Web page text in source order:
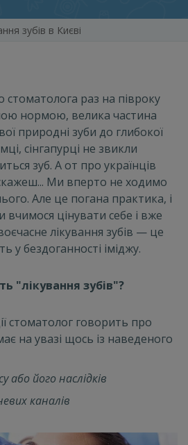
зубів в Києві
стоматолога раз на півроку
нормою, велика частина
природні зуби до глибокої
сінгапурці не звикли
зуб. А от про українців
Ми вперто не ходимо
Але це погана практика, і
цінувати себе і вже
лікування зубів — це
у бездоганності іміджу.
"лікування зубів"?
стоматолог говорить про
на увазі щось із наведеного
або його наслідків
каналів